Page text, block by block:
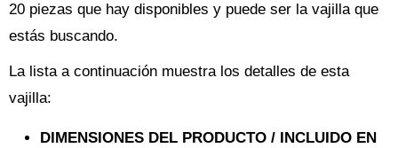
20 piezas que hay disponibles y puede ser la vajilla que
estás buscando.
La lista a continuación muestra los detalles de esta
vajilla:
DIMENSIONES DEL PRODUCTO / INCLUIDO EN